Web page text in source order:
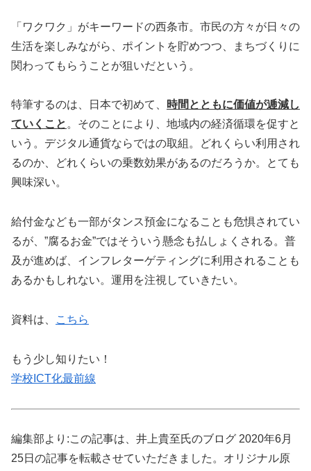
「ワクワク」がキーワードの西条市。市民の方々が日々の
生活を楽しみながら、ポイントを貯めつつ、まちづくりに
関わってもらうことが狙いだという。
特筆するのは、日本で初めて、
時間とともに価値が逓減し
ていくこと 。そのことにより、地域内の経済循環を促すと
いう。デジタル通貨ならではの取組。どれくらい利用され
るのか、どれくらいの乗数効果があるのだろうか。とても
興味深い。
給付金なども一部がタンス預金になることも危惧されてい
るが、”腐るお金”ではそういう懸念も払しょくされる。普
及が進めば、インフレターゲティングに利用されることも
あるかもしれない。運用を注視していきたい。
資料は、 こちら
もう少し知りたい！
学校ICT化最前線
編集部より:この記事は、井上貴至氏のブログ 2020年6月
25日の記事を転載させていただきました。オリジナル原